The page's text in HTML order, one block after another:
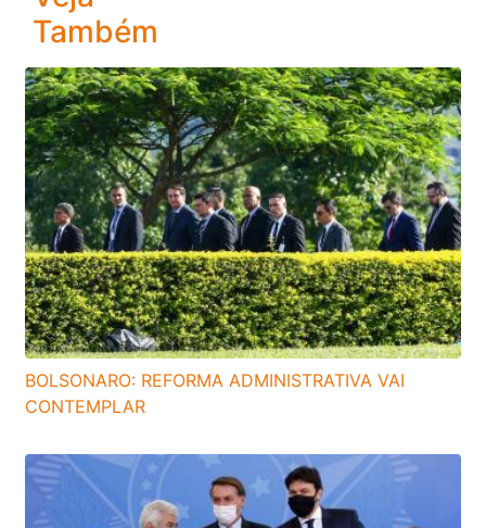
Também
BOLSONARO: REFORMA ADMINISTRATIVA VAI
CONTEMPLAR